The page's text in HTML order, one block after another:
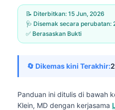
📝 Diterbitkan: 15 Jun, 2026
🩺 Disemak secara perubatan:
✅ Berasaskan Bukti
🔄 Dikemas kini Terakhir:
Panduan ini ditulis di bawah
Klein, MD dengan kerjasama